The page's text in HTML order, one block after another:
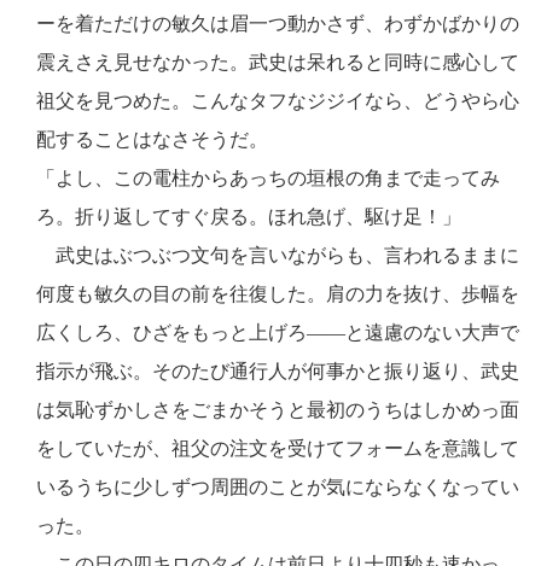
ーを着ただけの敏久は眉一つ動かさず、わずかばかりの
震えさえ見せなかった。武史は呆れると同時に感心して
祖父を見つめた。こんなタフなジジイなら、どうやら心
配することはなさそうだ。
「よし、この電柱からあっちの垣根の角まで走ってみ
ろ。折り返してすぐ戻る。ほれ急げ、駆け足！」
武史はぶつぶつ文句を言いながらも、言われるままに
何度も敏久の目の前を往復した。肩の力を抜け、歩幅を
広くしろ、ひざをもっと上げろ――と遠慮のない大声で
指示が飛ぶ。そのたび通行人が何事かと振り返り、武史
は気恥ずかしさをごまかそうと最初のうちはしかめっ面
をしていたが、祖父の注文を受けてフォームを意識して
いるうちに少しずつ周囲のことが気にならなくなってい
った。